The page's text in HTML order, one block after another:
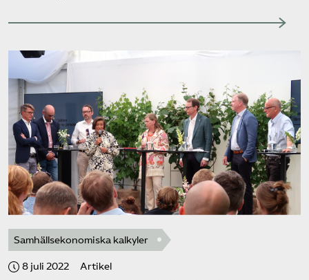
Samhällsekonomiska kalkyler
8 juli 2022 Artikel